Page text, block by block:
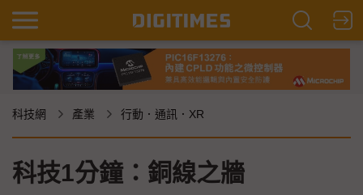
科技網 產業 行動．通訊．XR
科技1分鐘：銅線之牆